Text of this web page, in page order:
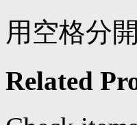
用空格分
Related